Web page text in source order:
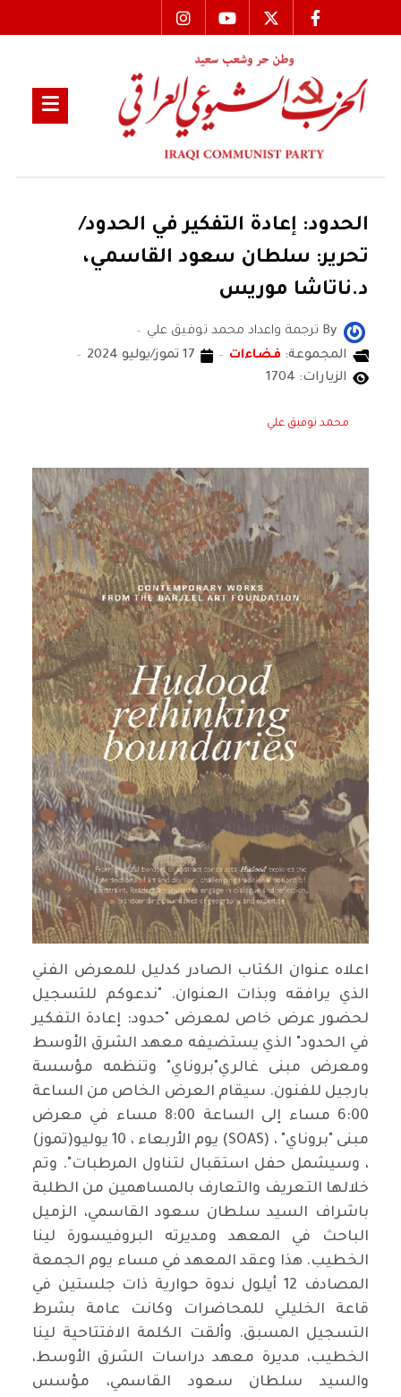
الحدود: إعادة التفكير في الحدود/
تحرير: سلطان سعود القاسمي،
د.ناتاشا موريس
By ترجمة واعداد محمد توفيق علي
المجموعة: فضاءات
17 تموز/يوليو 2024
الزيارات: 1704
محمد توفبق علي
اعلاه عنوان الكتاب الصادر كدليل للمعرض الفني
الذي يرافقه وبذات العنوان. "ندعوكم للتسجيل
لحضور عرض خاص لمعرض "حدود: إعادة التفكير
في الحدود" الذي يستضيفه معهد الشرق الأوسط
ومعرض مبنى غالري"بروناي" وتنظمه مؤسسة
بارجيل للفنون. سيقام العرض الخاص من الساعة
6:00 مساء إلى الساعة 8:00 مساء في معرض
مبنى "بروناي" ، (SOAS) يوم الأربعاء ، 10 يوليو(تموز)
، وسيشمل حفل استقبال لتناول المرطبات". وتم
خلالها التعريف والتعارف بالمساهمين من الطلبة
باشراف السيد سلطان سعود القاسمي، الزميل
الباحث في المعهد ومديرته البروفيسورة لينا
الخطيب. هذا وعقد المعهد في مساء يوم الجمعة
المصادف 12 أيلول ندوة حوارية ذات جلستين في
قاعة الخليلي للمحاضرات وكانت عامة بشرط
التسجيل المسبق. وألقت الكلمة الافتتاحية لينا
الخطيب، مديرة معهد دراسات الشرق الأوسط،
والسيد سلطان سعود القاسمي، مؤسس